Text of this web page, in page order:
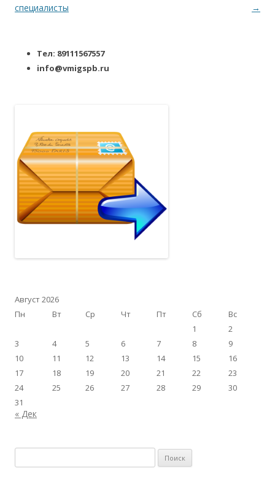
специалисты
→
Тел: 89111567557
info@vmigspb.ru
Август 2026
Пн
Вт Ср Чт Пт Сб
Вс
1
2
3
4 5 6 7 8
9
10
11 12 13 14 15
16
17
18 19 20 21 22
23
24
25 26 27 28 29
30
31
« Дек